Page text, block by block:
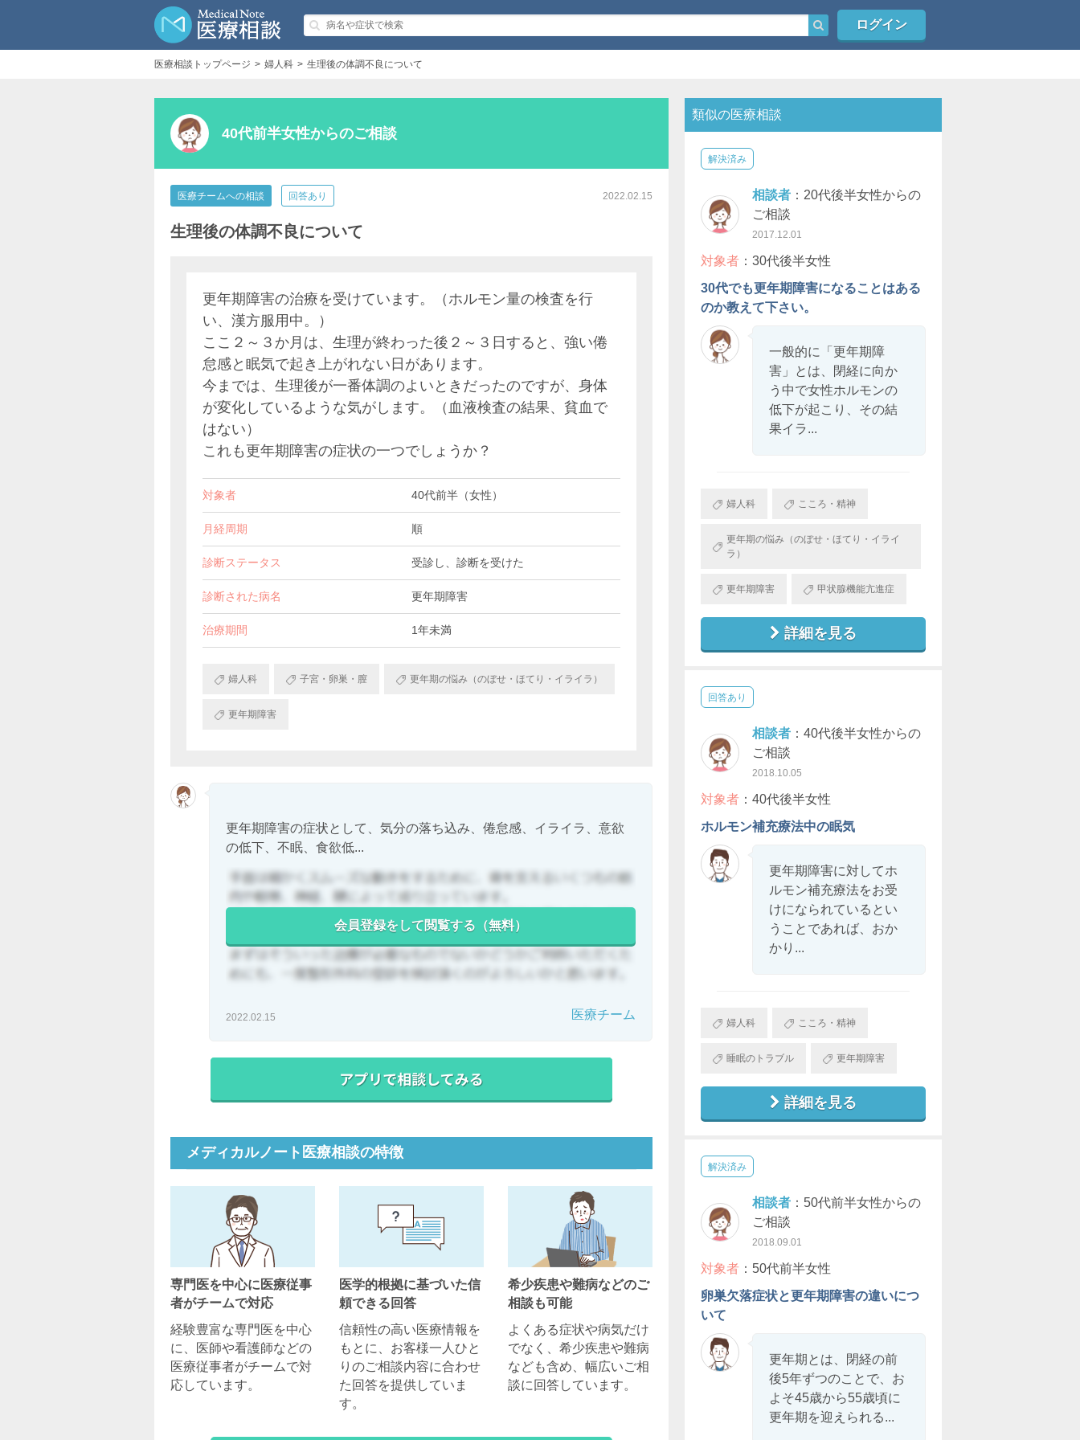
ログイン
医療相談トップページ 婦人科 生理後の体調不良について
40代前半女性からのご相談
医療チームへの相談 回答あり 2022.02.15
生理後の体調不良について
更年期障害の治療を受けています。（ホルモン量の検査を行
い、漢方服用中。）
ここ２～３か月は、生理が終わった後２～３日すると、強い倦
怠感と眠気で起き上がれない日があります。
今までは、生理後が一番体調のよいときだったのですが、身体
が変化しているような気がします。（血液検査の結果、貧血で
はない）
これも更年期障害の症状の一つでしょうか？
対象者 40代前半（女性）
月経周期 順
診断ステータス 受診し、診断を受けた
診断された病名 更年期障害
治療期間 1年未満
婦人科 子宮・卵巣・膣 更年期の悩み（のぼせ・ほてり・イライラ）
更年期障害
更年期障害の症状として、気分の落ち込み、倦怠感、イライラ、意欲
の低下、不眠、食欲低...
会員登録をして閲覧する（無料）
2022.02.15 医療チーム
メディカルノート医療相談の特徴
専門医を中心に医療従事
者がチームで対応
経験豊富な専門医を中心
に、医師や看護師などの
医療従事者がチームで対
応しています。
医学的根拠に基づいた信
頼できる回答
信頼性の高い医療情報を
もとに、お客様一人ひと
りのご相談内容に合わせ
た回答を提供していま
す。
希少疾患や難病などのご
相談も可能
よくある症状や病気だけ
でなく、希少疾患や難病
なども含め、幅広いご相
談に回答しています。
類似の医療相談
解決済み
相談者：20代後半女性からの
ご相談
2017.12.01
対象者：30代後半女性
30代でも更年期障害になることはある
のか教えて下さい。
一般的に「更年期障
害」とは、閉経に向か
う中で女性ホルモンの
低下が起こり、その結
果イラ...
婦人科 こころ・精神
更年期の悩み（のぼせ・ほてり・イライ
ラ）
更年期障害 甲状腺機能亢進症
詳細を見る
回答あり
相談者：40代後半女性からの
ご相談
2018.10.05
対象者：40代後半女性
ホルモン補充療法中の眠気
更年期障害に対してホ
ルモン補充療法をお受
けになられているとい
うことであれば、おか
かり...
婦人科 こころ・精神
睡眠のトラブル 更年期障害
詳細を見る
解決済み
相談者：50代前半女性からの
ご相談
2018.09.01
対象者：50代前半女性
卵巣欠落症状と更年期障害の違いにつ
いて
更年期とは、閉経の前
後5年ずつのことで、お
よそ45歳から55歳頃に
更年期を迎えられる...